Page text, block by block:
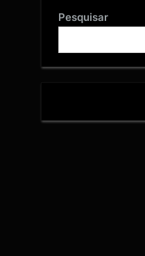
Pesquisar